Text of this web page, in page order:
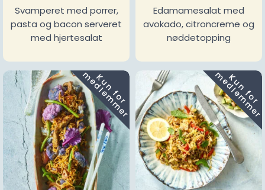
Svamperet med porrer,
pasta og bacon serveret
med hjertesalat
Edamamesalat med
avokado, citroncreme og
nøddetopping
K
u
n
f
o
r
m
e
d
l
e
m
m
e
r K
u
n
f
o
r
m
e
d
l
e
m
m
e
r